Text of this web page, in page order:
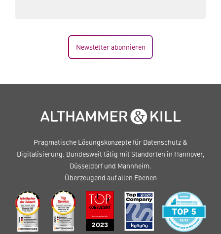
Newsletter abonnieren
Pragmatische Lösungskonzepte für Datenschutz &
Digitalisierung. Bundesweit tätig mit Standorten in Hannover,
Düsseldorf und Mannheim.
Überzeugend auf allen Ebenen